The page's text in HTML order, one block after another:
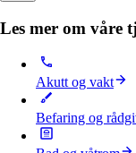
Les mer om våre
Akutt og vakt
Befaring og